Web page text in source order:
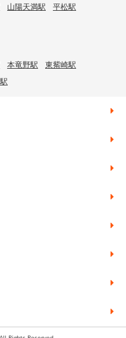
山陽天満駅
平松駅
本竜野駅
東觜崎駅